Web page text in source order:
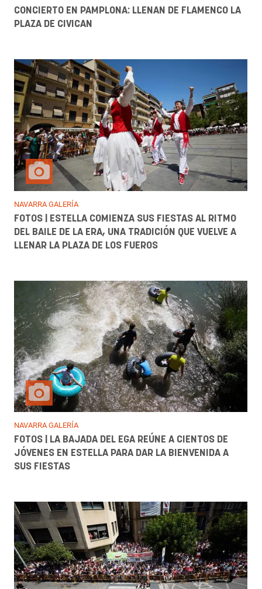
CONCIERTO EN PAMPLONA: LLENAN DE FLAMENCO LA
PLAZA DE CIVICAN
NAVARRA GALERÍA
FOTOS | ESTELLA COMIENZA SUS FIESTAS AL RITMO
DEL BAILE DE LA ERA, UNA TRADICIÓN QUE VUELVE A
LLENAR LA PLAZA DE LOS FUEROS
NAVARRA GALERÍA
FOTOS | LA BAJADA DEL EGA REÚNE A CIENTOS DE
JÓVENES EN ESTELLA PARA DAR LA BIENVENIDA A
SUS FIESTAS